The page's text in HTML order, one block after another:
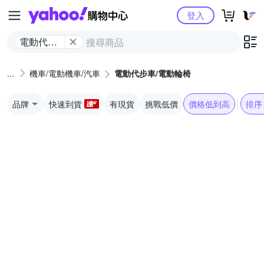
Yahoo購物中心
電動代步
椅
登入
機車/電動機車/汽車 電動代步車/電動輪椅
品牌 快速到貨 有現貨 挑戰低價 價格低到高 排序